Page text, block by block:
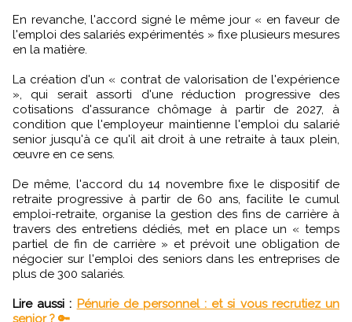
En revanche, l'accord signé le même jour « en faveur de
l'emploi des salariés expérimentés » fixe plusieurs mesures
en la matière.
La création d'un « contrat de valorisation de l'expérience
», qui serait assorti d'une réduction progressive des
cotisations d'assurance chômage à partir de 2027, à
condition que l'employeur maintienne l'emploi du salarié
senior jusqu'à ce qu'il ait droit à une retraite à taux plein,
œuvre en ce sens.
De même, l'accord du 14 novembre fixe le dispositif de
retraite progressive à partir de 60 ans, facilite le cumul
emploi-retraite, organise la gestion des fins de carrière à
travers des entretiens dédiés, met en place un « temps
partiel de fin de carrière » et prévoit une obligation de
négocier sur l'emploi des seniors dans les entreprises de
plus de 300 salariés.
Lire aussi : Pénurie de personnel : et si vous recrutiez un
senior ? 🔑